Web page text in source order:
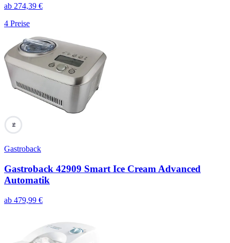
ab 274,39 €
4 Preise
94
Gastroback
Gastroback 42909 Smart Ice Cream Advanced
Automatik
ab 479,99 €